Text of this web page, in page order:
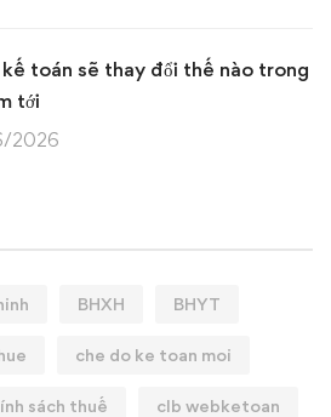
toán sẽ thay đổi thế nào trong
tới
2026
BHXH BHYT
che do ke toan moi
sách thuế clb webketoan